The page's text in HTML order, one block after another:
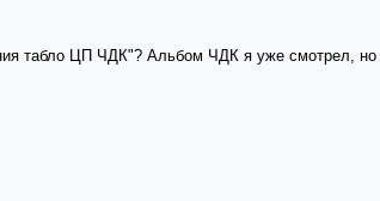
табло ЦП ЧДК"? Альбом ЧДК я уже смотрел, но